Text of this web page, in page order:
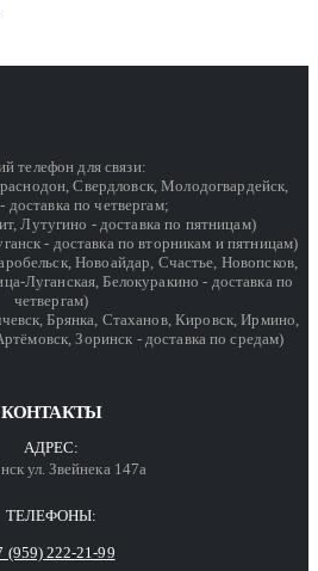
телефон для связи:
Свердловск, Молодогвардейск,
доставка по четвергам;
Лутугино - доставка по пятницам)
- доставка по вторникам и пятницам)
Новоайдар, Счастье, Новопсков,
Луганская, Белокуракино - доставка по
четвергам)
Брянка, Стаханов, Кировск, Ирмино,
Зоринск - доставка по средам)
КОНТАКТЫ
АДРЕС:
ул. Звейнека 147а
ТЕЛЕФОНЫ:
(959) 222-21-99